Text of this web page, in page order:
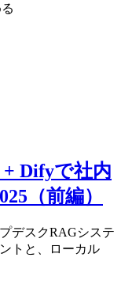
+ Difyで社内
（前編）
デスクRAGシステ
トと、ローカル